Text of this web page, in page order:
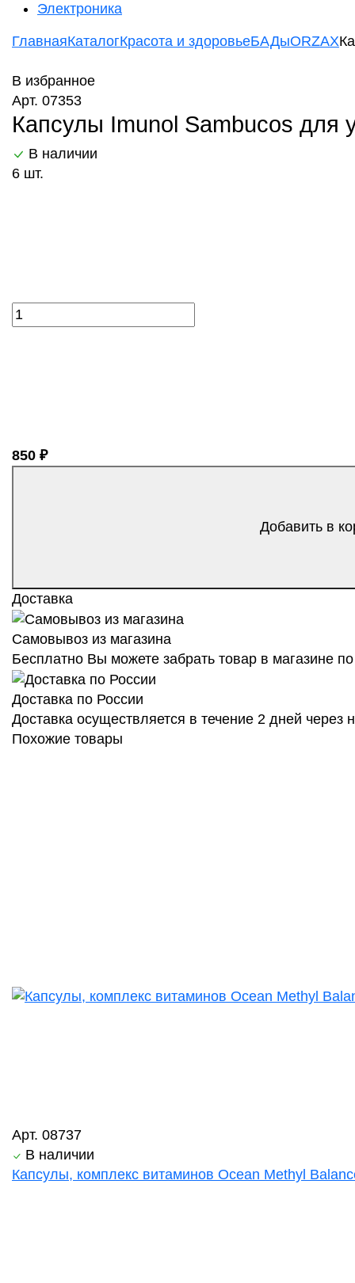
Электроника
ГлавнаяКаталогКрасота и здоровьеБАДыORZAX
В избранное
Арт. 07353
Капсулы Imunol Sambucos для
В наличии
6 шт.
850 ₽
Добавить в
Доставка
Самовывоз из магазина
Бесплатно Вы можете забрать товар в магазине
Доставка по России
Доставка осуществляется в течение 2 дней
Похожие товары
Арт. 08737
В наличии
Капсулы, комплекс витаминов Ocean Methyl